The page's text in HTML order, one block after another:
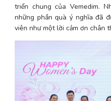
triển chung của Vemedim.
những phần quà ý nghĩa đã
viên như một lời cảm ơn chân